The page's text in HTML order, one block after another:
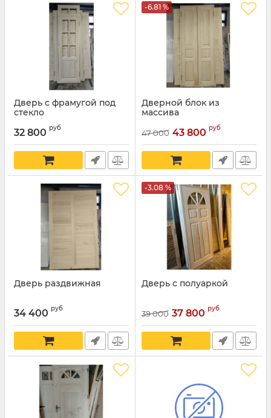
Дверь с фрамугой под
стекло
32 800 руб
-6.81 %
Дверной блок из
массива
47 000 43 800 руб
Дверь раздвижная
34 400 руб
-3.08 %
Дверь с полуаркой
39 000 37 800 руб